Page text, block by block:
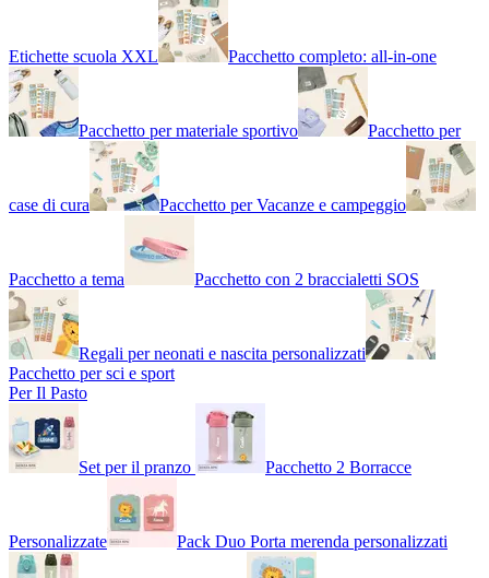
Etichette scuola XXL Pacchetto completo: all-in-one
Pacchetto per materiale sportivo Pacchetto per
case di cura Pacchetto per Vacanze e campeggio
Pacchetto a tema Pacchetto con 2 braccialetti SOS
Regali per neonati e nascita personalizzati
Pacchetto per sci e sport
Per Il Pasto
Set per il pranzo Pacchetto 2 Borracce
Personalizzate Pack Duo Porta merenda personalizzati